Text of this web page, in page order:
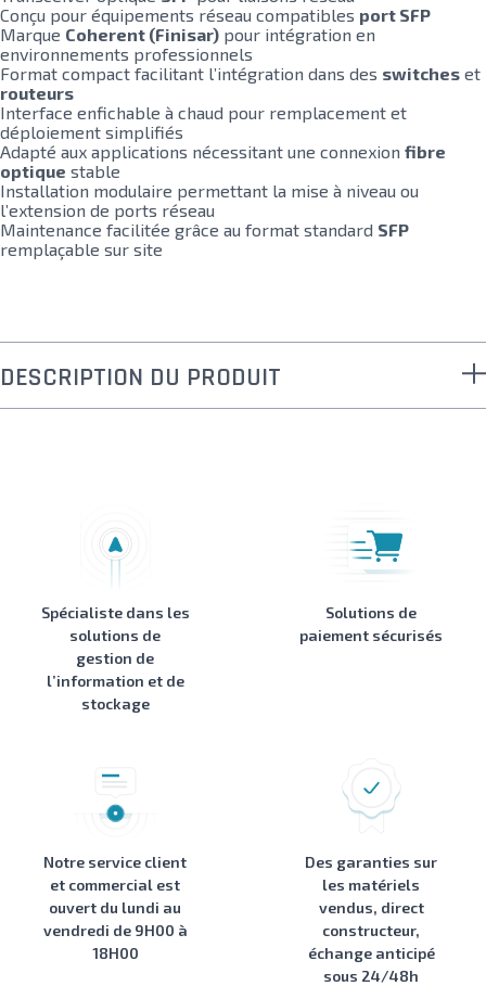
Conçu pour équipements réseau compatibles port SFP
Marque Coherent (Finisar) pour intégration en
environnements professionnels
Format compact facilitant l’intégration dans des switches et
routeurs
Interface enfichable à chaud pour remplacement et
déploiement simplifiés
Adapté aux applications nécessitant une connexion fibre
optique stable
Installation modulaire permettant la mise à niveau ou
l’extension de ports réseau
Maintenance facilitée grâce au format standard SFP
remplaçable sur site
DESCRIPTION DU PRODUIT
Spécialiste dans les
solutions de
gestion de
l’information et de
stockage
Solutions de
paiement sécurisés
Notre service client
et commercial est
ouvert du lundi au
vendredi de 9H00 à
18H00
Des garanties sur
les matériels
vendus, direct
constructeur,
échange anticipé
sous 24/48h